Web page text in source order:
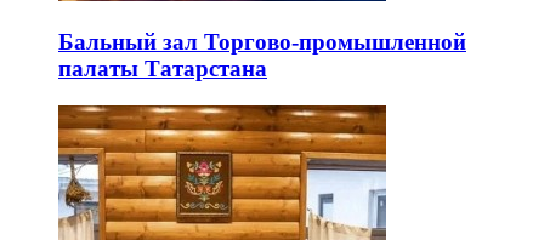
Бальный зал Торгово-промышленной
палаты Татарстана